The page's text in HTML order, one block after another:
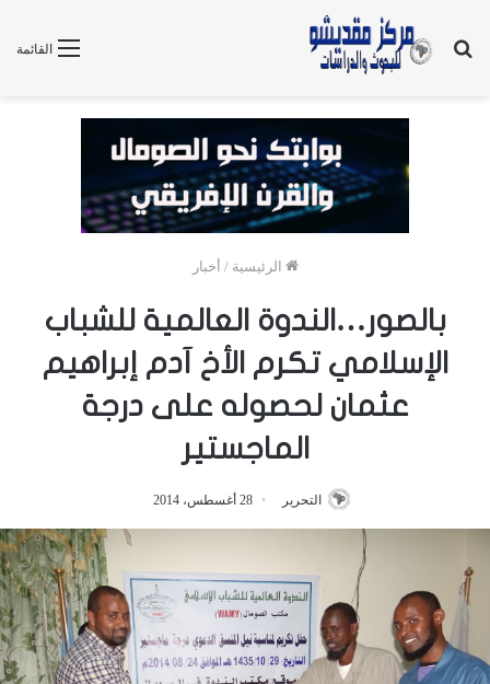
القائمة
بحث
الرئيسية / أخبار
بالصور…الندوة العالمية للشباب
الإسلامي تكرم الأخ آدم إبراهيم
عثمان لحصوله على درجة
الماجستير
التحرير 28 أغسطس، 2014